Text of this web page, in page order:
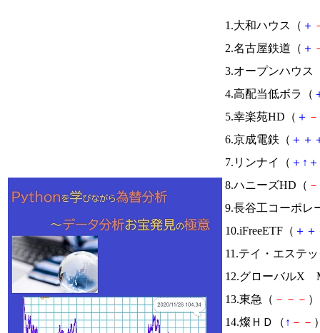
1.大和ハウス（ ＋
2.名古屋鉄道（ ＋
3.オープンハウス
4.高配当低ボラ（
5.幸楽苑HD（ ＋ －
6.京成電鉄（ ＋ ＋
7.リンナイ（ ＋ ↑ ＋
8.ハニーズHD（ －
9.長谷工コーポレ
10.iFreeETF（ ＋ ＋
11.テイ・エステ
12.グローバルX
13.東急（ － － －
14.燦ＨＤ（ ↑ － －